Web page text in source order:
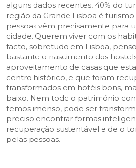
alguns dados recentes, 40% do
região da Grande Lisboa é turismo
pessoas vêm precisamente para
cidade. Querem viver com os
facto, sobretudo em Lisboa,
bastante o nascimento dos
aproveitamento de casas que
centro histórico, e que foram
transformados em hotéis bons,
baixo. Nem todo o património
temos imenso, pode ser
preciso encontrar formas
recuperação sustentável e de o
pelas pessoas.